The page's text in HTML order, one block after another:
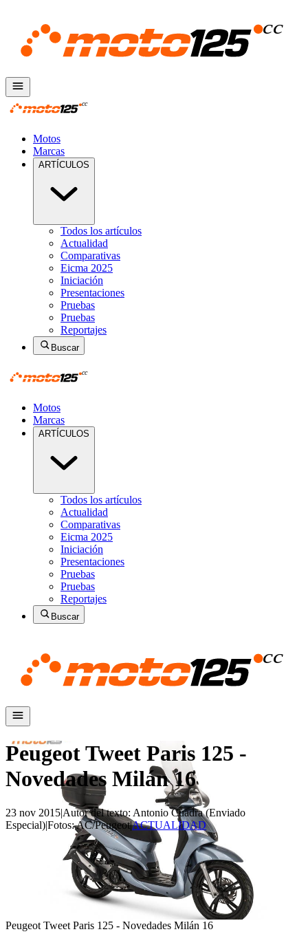
Motos
Marcas
ARTÍCULOS
Todos los artículos
Actualidad
Comparativas
Eicma 2025
Iniciación
Presentaciones
Pruebas
Pruebas
Reportajes
Buscar
Motos
Marcas
ARTÍCULOS
Todos los artículos
Actualidad
Comparativas
Eicma 2025
Iniciación
Presentaciones
Pruebas
Pruebas
Reportajes
Buscar
Peugeot Tweet Paris 125 -
Novedades Milán 16
23 nov 2015|Autor del texto: Antonio Cuadra (Enviado
Especial)|Fotos:AC/Peugeot|ACTUALIDAD
Peugeot Tweet Paris 125 - Novedades Milán 16